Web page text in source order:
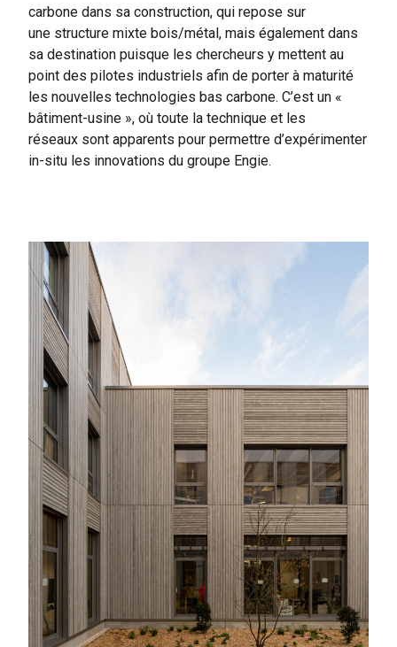
carbone dans sa construction, qui repose sur
une structure mixte bois/métal, mais également dans
sa destination puisque les chercheurs y mettent au
point des pilotes industriels afin de porter à maturité
les nouvelles technologies bas carbone. C’est un «
bâtiment-usine », où toute la technique et les
réseaux sont apparents pour permettre d’expérimenter
in-situ les innovations du groupe Engie.